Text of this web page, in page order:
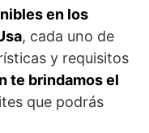
en los
, cada uno de
y requisitos
te brindamos el
que podrás